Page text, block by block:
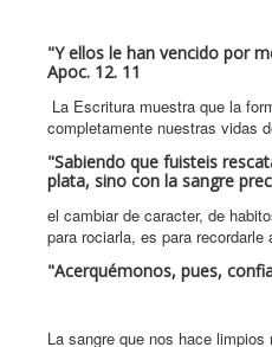
"Y ellos le han vencido por
Apoc. 12. 11
La Escritura muestra que la
completamente nuestras vidas
"Sabiendo que fuisteis
plata, sino con la sangre
el cambiar de caracter, de
para rociarla, es para
"Acerquémonos, pues,
La sangre que nos hace